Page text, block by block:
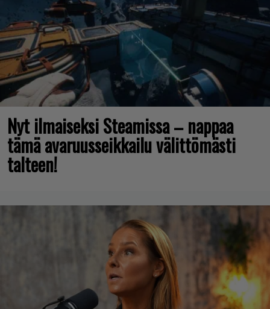
Nyt ilmaiseksi Steamissa – nappaa
tämä avaruusseikkailu välittömästi
talteen!